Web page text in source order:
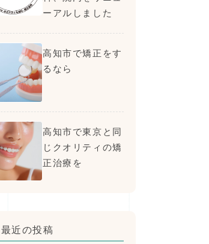
ーアルしました
高知市で矯正をす
るなら
高知市で東京と同
じクオリティの矯
正治療を
最近の投稿